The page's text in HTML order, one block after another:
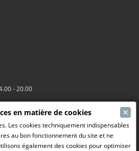
- 20.00
en matière de cookies ×
Les cookies techniquement indispensables
au bon fonctionnement du site et ne
également des cookies pour optimiser